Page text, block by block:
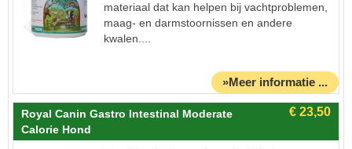
materiaal dat kan helpen bij vachtproblemen,
maag- en darmstoornissen en andere
kwalen....
»Meer informatie ...
Royal Canin Gastro Intestinal Moderate
Calorie Hond